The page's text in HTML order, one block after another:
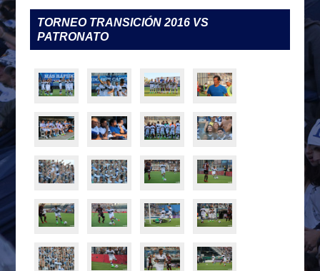
TORNEO TRANSICIÓN 2016 VS
PATRONATO